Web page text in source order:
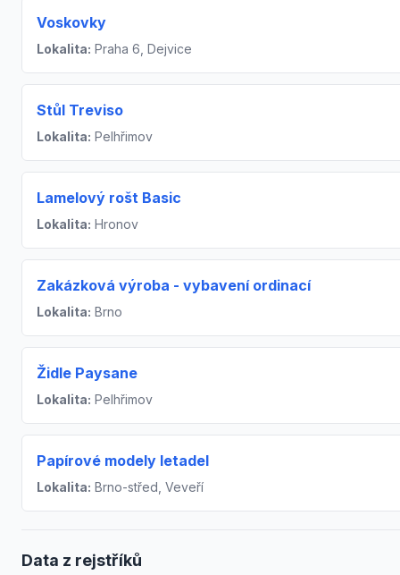
Voskovky
Lokalita: Praha 6, Dejvice
Stůl Treviso
Lokalita: Pelhřimov
Lamelový rošt Basic
Lokalita: Hronov
Zakázková výroba - vybavení ordinací
Lokalita: Brno
Židle Paysane
Lokalita: Pelhřimov
Papírové modely letadel
Lokalita: Brno-střed, Veveří
Data z rejstříků